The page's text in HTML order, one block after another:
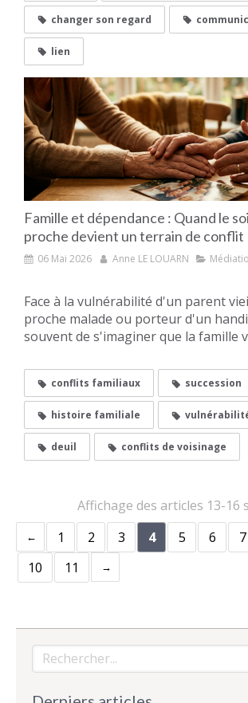
changer son regard
lien
Famille et dépendance : Quand le
proche devient un terrain de conflit
06 Mai 2026 Anne LE LOUARN
Face à la vulnérabilité d'un parent
proche malade ou porteur d'un
souvent de s'imaginer que la famille
conflits familiaux succession
histoire familiale
deuil conflits de voisinage
Affichage des articles 13-16
1
2 3 4 5 6 7
10
11
Rechercher